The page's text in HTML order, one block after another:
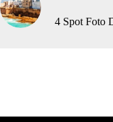
4 Spot Foto